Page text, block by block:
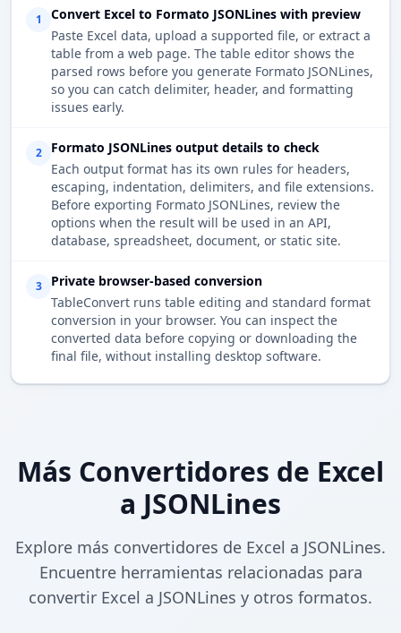
1
Convert Excel to Formato JSONLines with preview
Paste Excel data, upload a supported file, or extract a
table from a web page. The table editor shows the
parsed rows before you generate Formato JSONLines,
so you can catch delimiter, header, and formatting
issues early.
2
Formato JSONLines output details to check
Each output format has its own rules for headers,
escaping, indentation, delimiters, and file extensions.
Before exporting Formato JSONLines, review the
options when the result will be used in an API,
database, spreadsheet, document, or static site.
3
Private browser-based conversion
TableConvert runs table editing and standard format
conversion in your browser. You can inspect the
converted data before copying or downloading the
final file, without installing desktop software.
Más Convertidores de Excel
a JSONLines
Explore más convertidores de Excel a JSONLines.
Encuentre herramientas relacionadas para
convertir Excel a JSONLines y otros formatos.